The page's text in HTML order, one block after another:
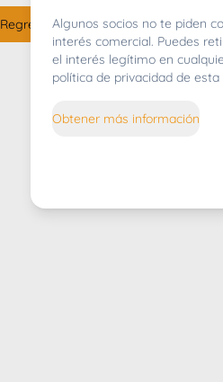
Regresar al inicioAlgunos socios no te piden
interés comercial. Puedes
el interés legítimo en
política de privacidad de
Obtener más información